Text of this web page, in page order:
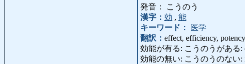
発音： こうのう
漢字： 効 , 能
キーワード：
医学
翻訳： effect, efficiency,
効能が有る: こうのうがある:
効能の無い: こうのうのない: